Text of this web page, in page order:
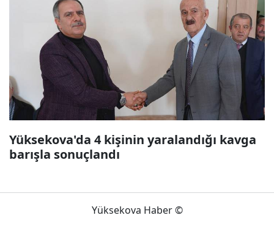
Yüksekova'da 4 kişinin yaralandığı kavga
barışla sonuçlandı
Yüksekova Haber ©